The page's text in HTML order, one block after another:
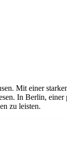
Mit einer
In Berlin, einer
zu leisten.